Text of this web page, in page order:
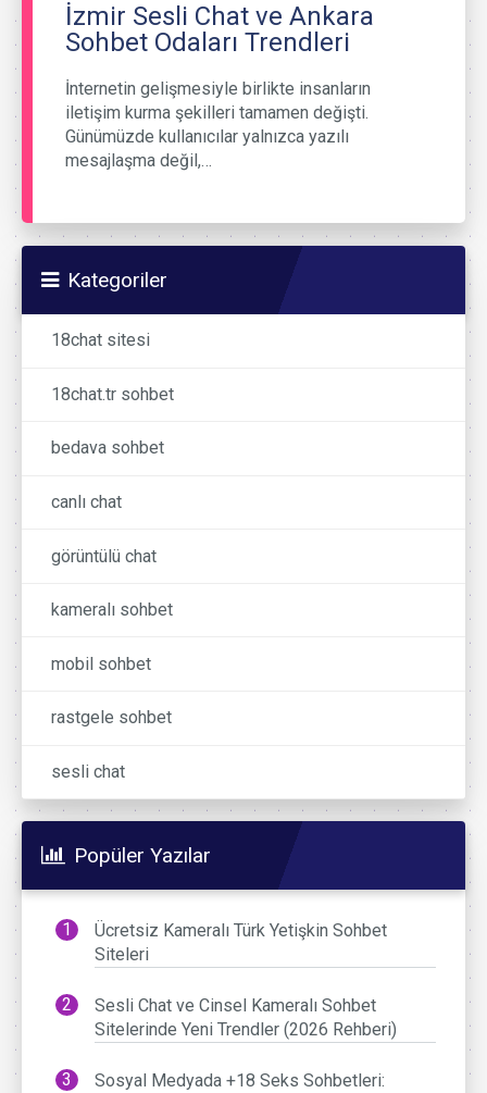
İzmir Sesli Chat ve Ankara
Sohbet Odaları Trendleri
İnternetin gelişmesiyle birlikte insanların
iletişim kurma şekilleri tamamen değişti.
Günümüzde kullanıcılar yalnızca yazılı
mesajlaşma değil,…
Kategoriler
18chat sitesi
18chat.tr sohbet
bedava sohbet
canlı chat
görüntülü chat
kameralı sohbet
mobil sohbet
rastgele sohbet
sesli chat
Popüler Yazılar
Ücretsiz Kameralı Türk Yetişkin Sohbet
Siteleri
Sesli Chat ve Cinsel Kameralı Sohbet
Sitelerinde Yeni Trendler (2026 Rehberi)
Sosyal Medyada +18 Seks Sohbetleri: